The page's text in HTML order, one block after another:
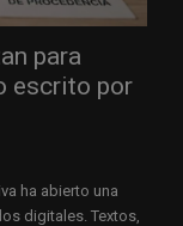
para
escrito por
ha abierto una
digitales. Textos,